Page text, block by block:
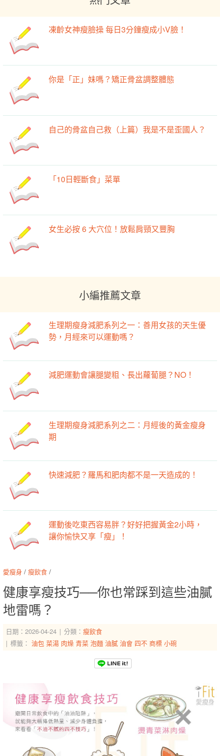
凍齡女神瘦臉操 每日3分鐘瘦成小V臉！
你是「正」妹嗎？矯正骨盆調整體態
自己的骨盆自己救（上篇）我是不是歪國人？
「10日輕斷食」菜單
女生必按 6 大穴位！放鬆肩頸又豐胸
小編推薦文章
生理期瘦身減肥系列之一：善用女孩的天生優
勢，月經來可以運動嗎？
減肥運動會讓腿變粗、長出蘿蔔腿？NO！
生理期瘦身減肥系列之二：月經後的黃金瘦身
期
快速減肥？羅馬和肥肉都不是一天造成的！
運動後吃東西容易胖？好好把握黃金2小時，
讓你愉快又享「瘦」！
愛瘦身 / 瘦飲食 /
健康享瘦技巧──你也常踩到這些油膩
地雷嗎？
日期：2026-04-24 分類： 瘦飲食
標籤： 油包 菜湯 肉燥 青菜 泡麵 油膩 油會 四不 商標 小碗